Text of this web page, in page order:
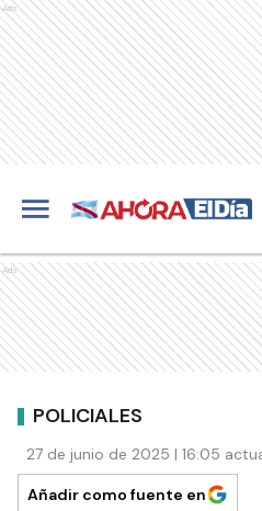
Ads
Ads
POLICIALES
27 de junio de 2025 | 16:05
Añadir como fuente en